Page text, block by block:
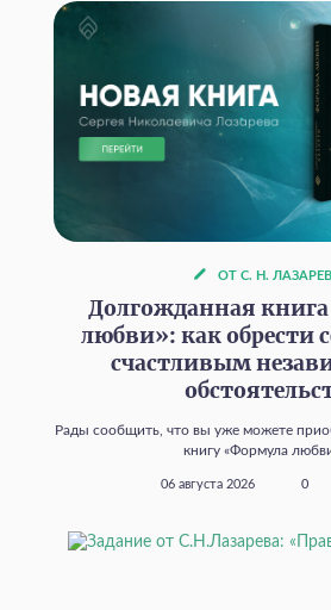
ОТ С. Н.
Долгожданная
любви»: как обрести
счастливым
Рады сообщить, что вы уже можете
книгу «Формула
06 августа 2026 0